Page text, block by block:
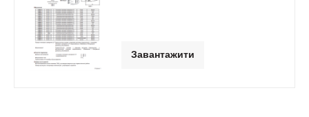
Завантажити